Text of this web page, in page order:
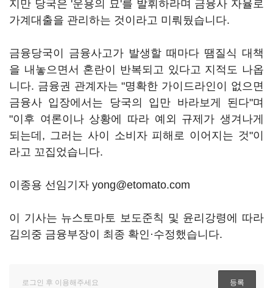
지만 당국은 '운용의 묘'를 발휘하라며 금융사 자율로
가계대출을 관리하는 것이라고 미뤄뒀습니다.
금융당국이 금융사고가 발생할 때마다 땜질식 대책
을 내놓으면서 혼란이 반복되고 있다고 지적도 나옵
니다. 금융권 관계자는 "명확한 가이드라인이 없으면
금융사 입장에서는 당국의 입만 바라보게 된다"며
"이후 여론이나 상황에 따라 예외 규제가 생겨나게
되는데, 그러는 사이 소비자 피해로 이어지는 것"이
라고 꼬집었습니다.
이종용 선임기자 yong@etomato.com
이 기사는 뉴스토마토 보도준칙 및 윤리강령에 따라
김의중 금융부장이 최종 확인·수정했습니다.